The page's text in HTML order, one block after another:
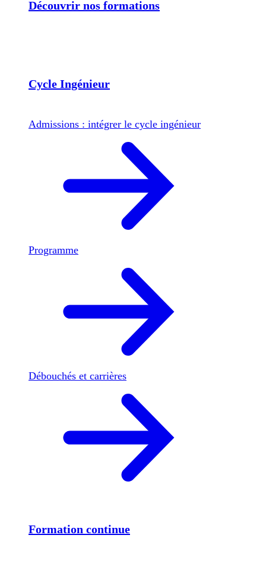
Découvrir nos formations
Cycle Ingénieur
Admissions : intégrer le cycle ingénieur
Programme
Débouchés et carrières
Formation continue